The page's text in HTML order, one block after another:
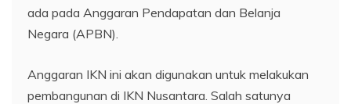
ada pada Anggaran Pendapatan dan Belanja
Negara (APBN).
Anggaran IKN ini akan digunakan untuk melakukan
pembangunan di IKN Nusantara. Salah satunya